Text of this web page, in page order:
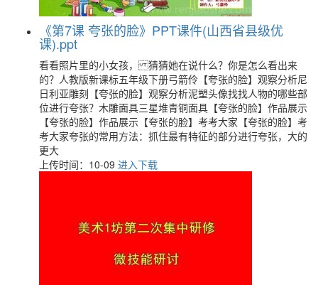
《第7课 夸张的脸》PPT课件(山西省县级优
课).ppt
看看照片里的小女孩， 猜猜她在说什么？你是怎么看出来
的？人教版新课标五年级下册弓箭伶【夸张的脸】观察分析尼
日利亚雕刻【夸张的脸】观察分析泥塑头像找找人物的哪些部
位进行夸张？木雕面具三星堆青铜面具【夸张的脸】作品展示
【夸张的脸】作品展示【夸张的脸】考考大家【夸张的脸】考
考大家夸张的常用方法：抓住最有特征的部分进行夸张，大的
更大
上传时间：10-09 进入下载